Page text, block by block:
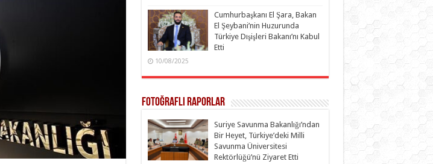
Cumhurbaşkanı El Şara, Bakan
El Şeybani’nin Huzurunda
Türkiye Dışişleri Bakanı’nı Kabul
Etti
10/08/2025
Fotoğraflı Raporlar
Suriye Savunma Bakanlığı’ndan
Bir Heyet, Türkiye’deki Milli
Savunma Üniversitesi
Rektörlüğü’nü Ziyaret Etti